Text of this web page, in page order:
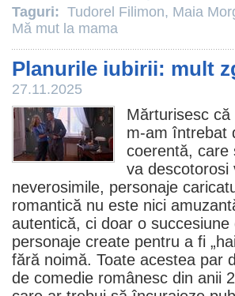
Taguri: Tudorel Filimon, Maia
Mă mut la mama
Planurile iubirii: mult
27.11.2025
Mărturisesc
m-am întrebat
coerentă, care
va descotorosi
neverosimile, personaje
romantică nu este nici
autentică, ci doar o
personaje create pentru a fi
fără noimă. Toate acestea par
de comedie românesc din anii